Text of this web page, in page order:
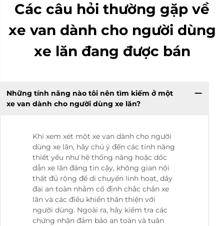
Các câu hỏi thường gặp về
xe van dành cho người dùng
xe lăn đang được bán
Những tính năng nào tôi nên tìm kiếm ở một
xe van dành cho người dùng xe lăn?
Khi xem xét một xe van dành cho người
dùng xe lăn, hãy chú ý đến các tính năng
thiết yếu như hệ thống nâng hoặc dốc
dẫn xe lăn đáng tin cậy, không gian nội
thất đủ rộng để di chuyển linh hoạt, dây
đai an toàn nhằm cố định chắc chắn xe
lăn và các điều khiển thân thiện với
người dùng. Ngoài ra, hãy kiểm tra các
chứng nhận đảm bảo an toàn và tuân